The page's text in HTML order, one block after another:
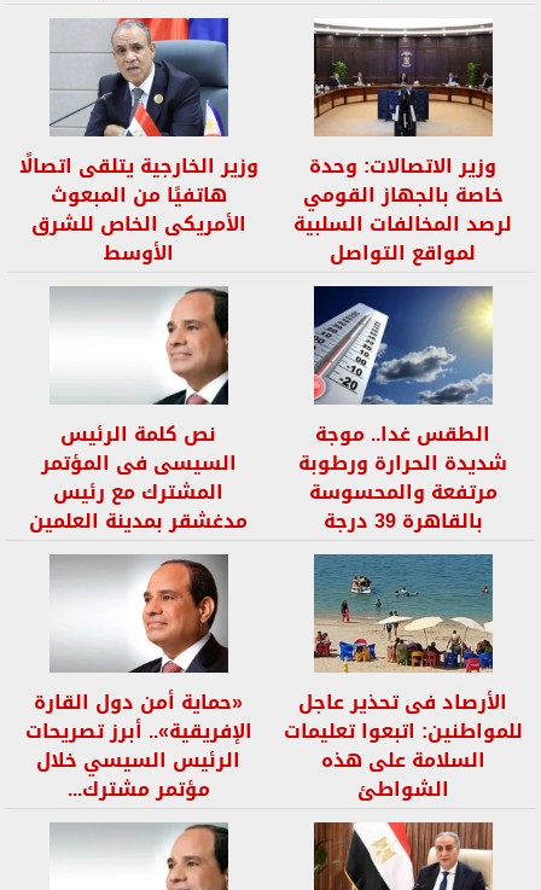
وزير الاتصالات: وحدة
خاصة بالجهاز القومي
لرصد المخالفات السلبية
لمواقع التواصل
وزير الخارجية يتلقى اتصالًا
هاتفيًا من المبعوث
الأمريكى الخاص للشرق
الأوسط
الطقس غدا.. موجة
شديدة الحرارة ورطوبة
مرتفعة والمحسوسة
بالقاهرة 39 درجة
نص كلمة الرئيس
السيسى فى المؤتمر
المشترك مع رئيس
مدغشقر بمدينة العلمين
الأرصاد فى تحذير عاجل
للمواطنين: اتبعوا تعليمات
السلامة على هذه
الشواطئ
«حماية أمن دول القارة
الإفريقية».. أبرز تصريحات
الرئيس السيسي خلال
مؤتمر مشترك...